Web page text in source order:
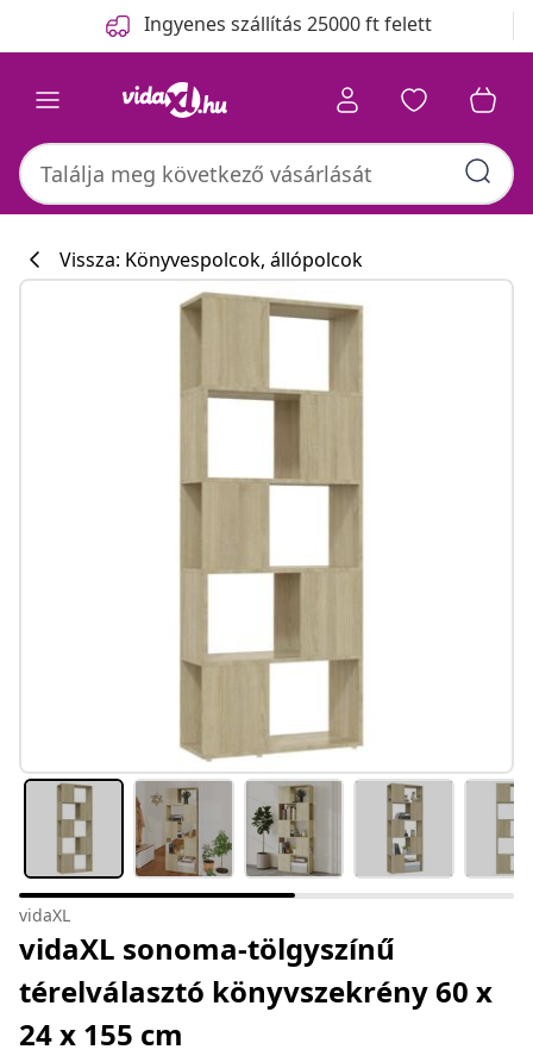
Ingyenes szállítás 25000 ft felett
Vissza: Könyvespolcok, állópolcok
vidaXL
vidaXL sonoma-tölgyszínű
térelválasztó könyvszekrény 60 x
24 x 155 cm